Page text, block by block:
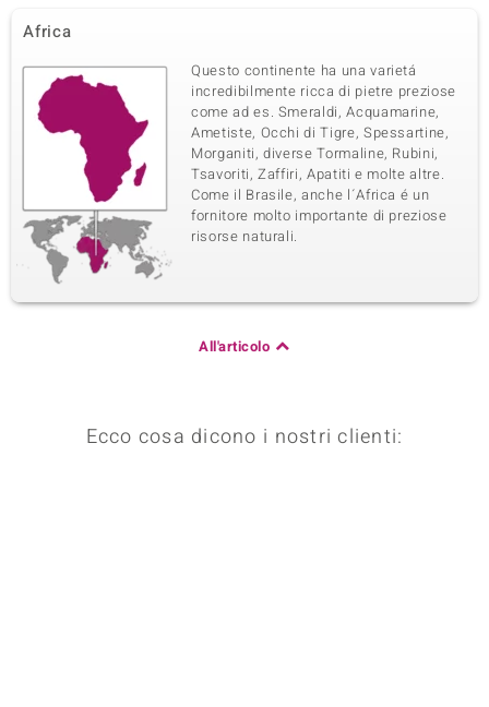
Africa
Questo continente ha una varietá
incredibilmente ricca di pietre preziose
come ad es. Smeraldi, Acquamarine,
Ametiste, Occhi di Tigre, Spessartine,
Morganiti, diverse Tormaline, Rubini,
Tsavoriti, Zaffiri, Apatiti e molte altre.
Come il Brasile, anche l´Africa é un
fornitore molto importante di preziose
risorse naturali.
All'articolo
Ecco cosa dicono i nostri clienti: